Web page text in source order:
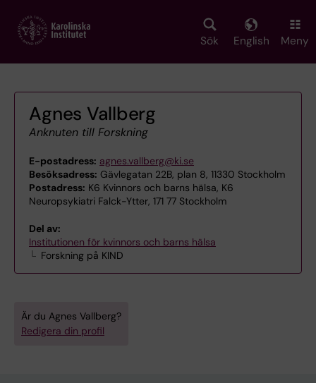
main
Sök English Meny
Agnes Vallberg
Anknuten till Forskning
E-postadress: agnes.vallberg@ki.se
Besöksadress: Gävlegatan 22B, plan 8, 11330 Stockholm
Postadress: K6 Kvinnors och barns hälsa, K6
Neuropsykiatri Falck-Ytter, 171 77 Stockholm
Del av:
Institutionen för kvinnors och barns hälsa
Forskning på KIND
Är du Agnes Vallberg?
Redigera din profil